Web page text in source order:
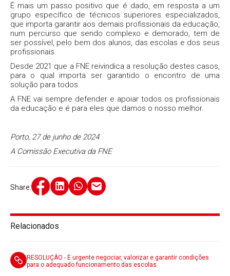
Relacionados
RESOLUÇÃO - É urgente negociar, valorizar e garantir condições
para o adequado funcionamento das escolas
É mais um passo positivo que é dado, em resposta a um
grupo específico de técnicos superiores especializados,
que importa garantir aos demais profissionais da educação,
num percurso que sendo complexo e demorado, tem de
ser possível, pelo bem dos alunos, das escolas e dos seus
profissionais.
Desde 2021 que a FNE reivindica a resolução destes casos,
para o qual importa ser garantido o encontro de uma
solução para todos.
A FNE vai sempre defender e apoiar todos os profissionais
da educação e é para eles que damos o nosso melhor.
Porto, 27 de junho de 2024
A Comissão Executiva da FNE
Share: